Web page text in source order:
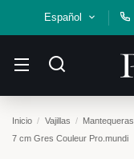
Español
Inicio Vajillas Mantequeras
7 cm Gres Couleur Pro.mundi